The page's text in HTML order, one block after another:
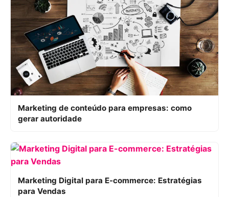
Marketing de conteúdo para empresas: como
gerar autoridade
Marketing Digital para E-commerce: Estratégias
para Vendas